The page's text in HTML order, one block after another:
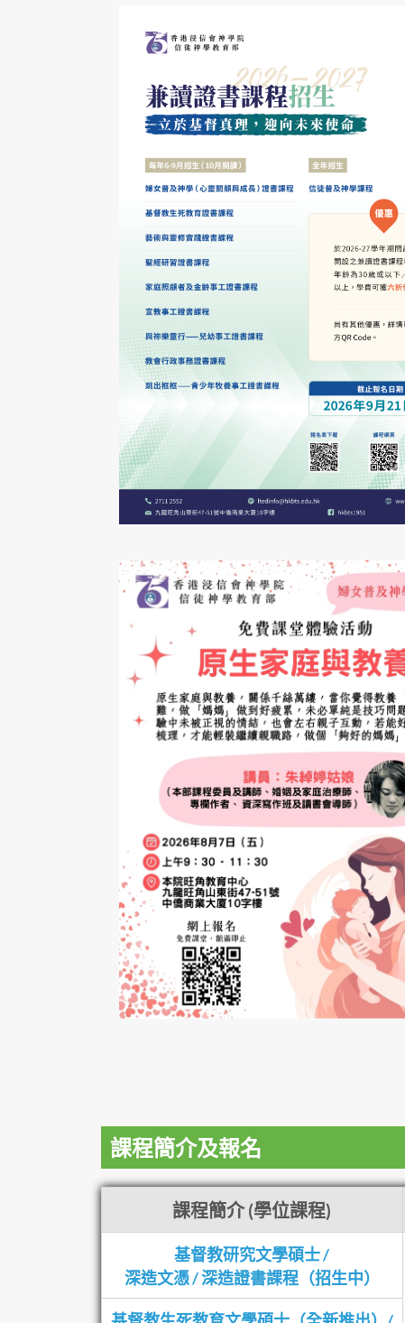
課程簡介及報名
課程簡介 (學位課程)
基督教研究文學碩士 /
深造文憑 / 深造證書課程（招生中）